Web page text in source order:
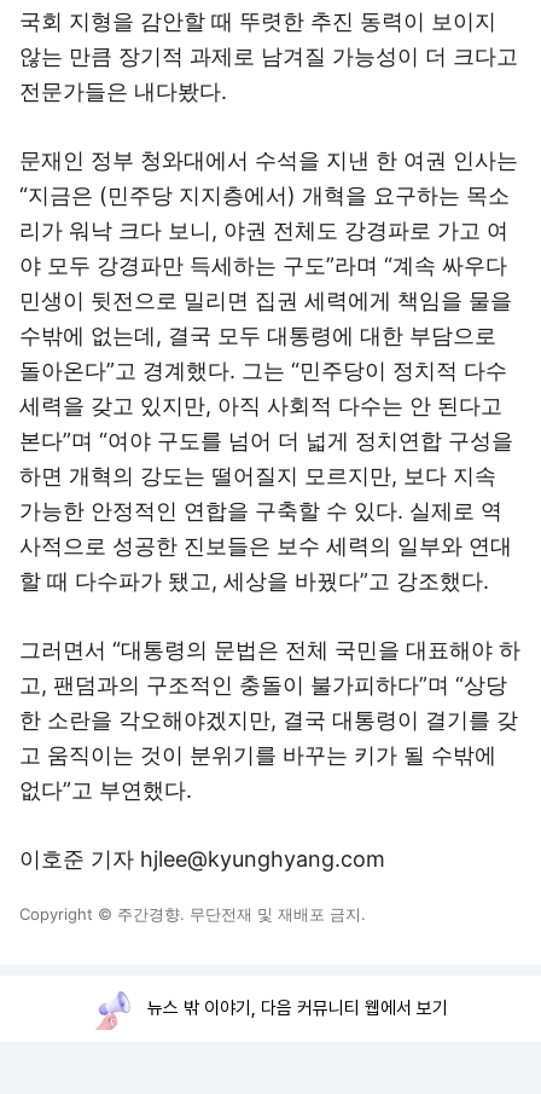
국회 지형을 감안할 때 뚜렷한 추진 동력이 보이지
않는 만큼 장기적 과제로 남겨질 가능성이 더 크다고
전문가들은 내다봤다.
문재인 정부 청와대에서 수석을 지낸 한 여권 인사는
“지금은 (민주당 지지층에서) 개혁을 요구하는 목소
리가 워낙 크다 보니, 야권 전체도 강경파로 가고 여
야 모두 강경파만 득세하는 구도”라며 “계속 싸우다
민생이 뒷전으로 밀리면 집권 세력에게 책임을 물을
수밖에 없는데, 결국 모두 대통령에 대한 부담으로
돌아온다”고 경계했다. 그는 “민주당이 정치적 다수
세력을 갖고 있지만, 아직 사회적 다수는 안 된다고
본다”며 “여야 구도를 넘어 더 넓게 정치연합 구성을
하면 개혁의 강도는 떨어질지 모르지만, 보다 지속
가능한 안정적인 연합을 구축할 수 있다. 실제로 역
사적으로 성공한 진보들은 보수 세력의 일부와 연대
할 때 다수파가 됐고, 세상을 바꿨다”고 강조했다.
그러면서 “대통령의 문법은 전체 국민을 대표해야 하
고, 팬덤과의 구조적인 충돌이 불가피하다”며 “상당
한 소란을 각오해야겠지만, 결국 대통령이 결기를 갖
고 움직이는 것이 분위기를 바꾸는 키가 될 수밖에
없다”고 부연했다.
이호준 기자 hjlee@kyunghyang.com
Copyright © 주간경향. 무단전재 및 재배포 금지.
뉴스 밖 이야기, 다음 커뮤니티 웹에서 보기